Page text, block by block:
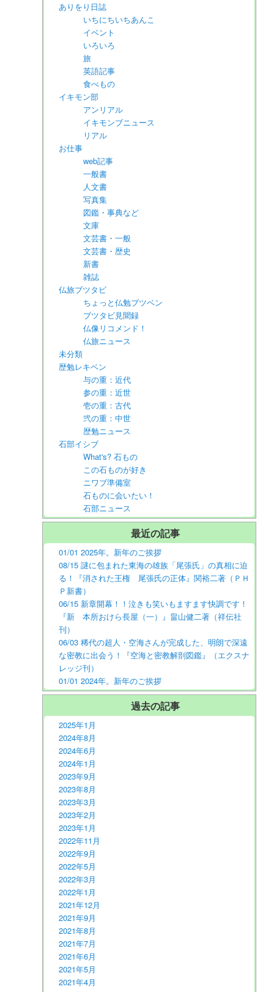
ありをり日誌
いちにちいちあんこ
イベント
いろいろ
旅
英語記事
食べもの
イキモン部
アンリアル
イキモンブニュース
リアル
お仕事
web記事
一般書
人文書
写真集
図鑑・事典など
文庫
文芸書・一般
文芸書・歴史
新書
雑誌
仏旅ブツタビ
ちょっと仏勉ブツベン
ブツタビ見聞録
仏像リコメンド！
仏旅ニュース
未分類
歴勉レキベン
与の重：近代
参の重：近世
壱の重：古代
弐の重：中世
歴勉ニュース
石部イシブ
What's? 石もの
この石ものが好き
ニワブ準備室
石ものに会いたい！
石部ニュース
最近の記事
01/01 2025年。新年のご挨拶
08/15 謎に包まれた東海の雄族「尾張氏」の真相に迫
る！『消された王権 尾張氏の正体』関裕二著（ＰＨ
Ｐ新書）
06/15 新章開幕！！泣きも笑いもますます快調です！
『新 本所おけら長屋（一）』畠山健二著（祥伝社
刊）
06/03 稀代の超人・空海さんが完成した、明朗で深遠
な密教に出会う！『空海と密教解剖図鑑』（エクスナ
レッジ刊）
01/01 2024年。新年のご挨拶
過去の記事
2025年1月
2024年8月
2024年6月
2024年1月
2023年9月
2023年8月
2023年3月
2023年2月
2023年1月
2022年11月
2022年9月
2022年5月
2022年3月
2022年1月
2021年12月
2021年9月
2021年8月
2021年7月
2021年6月
2021年5月
2021年4月